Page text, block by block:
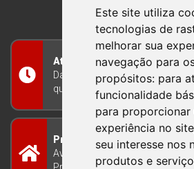
Este site utiliza
tecnologias de
melhorar sua
navegação para
propósitos: para
funcionalidade
para proporcionar
experiência no site
seu interesse nos
produtos e
RIO GRANDE DO
Atendimento
Das 8h às 12h e das 13h às
quinta-feira, e nas sextas-feiras
Prefeitura Municipal
Avenida Guilherme Winter 65 -